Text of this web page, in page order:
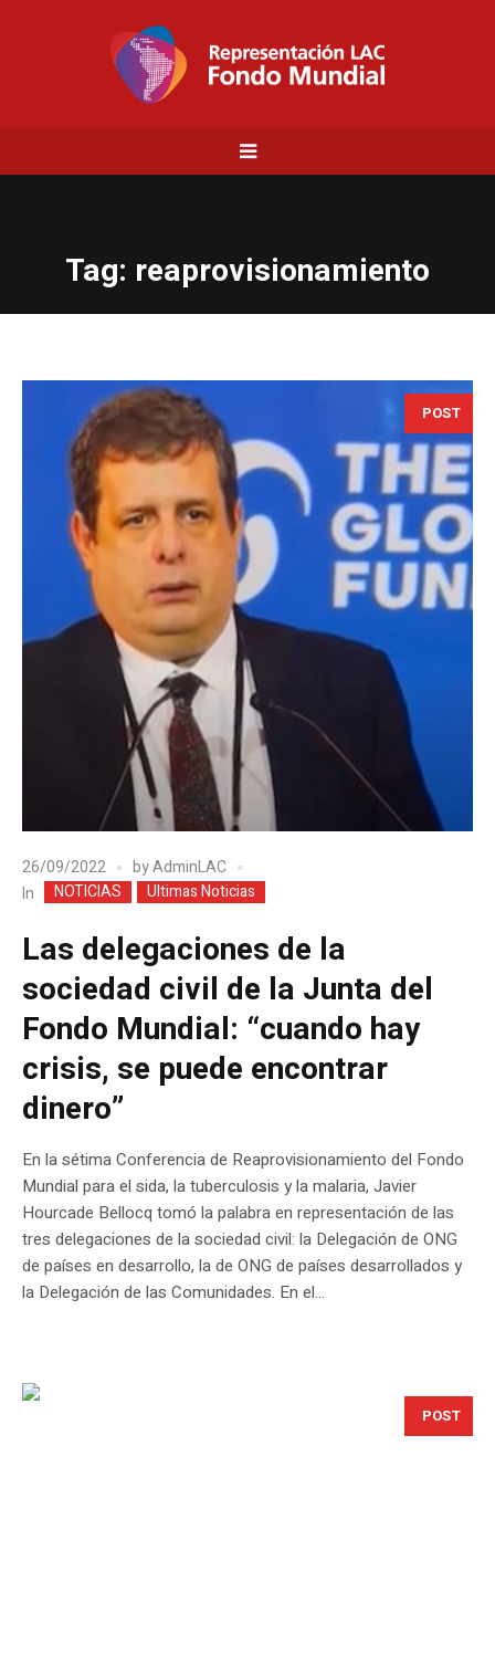
Tag: reaprovisionamiento
POST
26/09/2022 byAdminLAC
In
NOTICIAS Ultimas Noticias
Las delegaciones de la
sociedad civil de la Junta del
Fondo Mundial: “cuando hay
crisis, se puede encontrar
dinero”
En la sétima Conferencia de Reaprovisionamiento del Fondo
Mundial para el sida, la tuberculosis y la malaria, Javier
Hourcade Bellocq tomó la palabra en representación de las
tres delegaciones de la sociedad civil: la Delegación de ONG
de países en desarrollo, la de ONG de países desarrollados y
la Delegación de las Comunidades. En el...
POST